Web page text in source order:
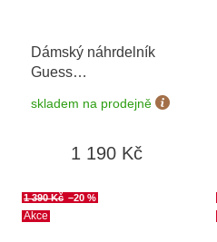
Dámský náhrdelník
Guess
JUBN04080JWYGT/U
skladem na prodejně
1 190 Kč
Akce
1 390 Kč –20 %